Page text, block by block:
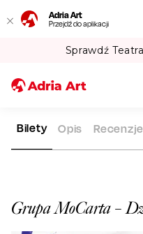
Adria Art
Przejdź do aplikacji
Sprawdź
ADRIA ART REPERTUAR
Grupa MoCarta –
Bilety Opis Recenzje